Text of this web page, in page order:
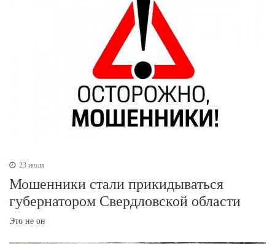
23 июля
Мошенники стали прикидываться
губернатором Свердловской области
Это не он